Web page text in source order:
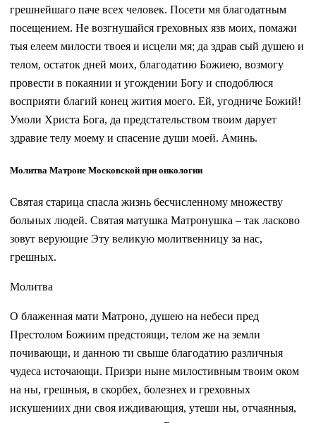
грешнейшаго паче всех человек. Посети мя благодатным
посещением. Не возгнушайся греховных язв моих, помажи
тыя елеем милости твоея и исцели мя; да здрав сый душею и
телом, остаток дней моих, благодатию Божиею, возмогу
провести в покаянии и угождении Богу и сподоблюся
восприяти благий конец жития моего. Ей, угодниче Божий!
Умоли Христа Бога, да предстательством твоим дарует
здравие телу моему и спасение души моей. Аминь.
Молитва Матроне Московской при онкологии
Святая старица спасла жизнь бесчисленному множеству
больных людей. Святая матушка Матронушка – так ласково
зовут верующие Эту великую молитвенницу за нас,
грешных.
Молитва
О блаженная мати Матроно, душею на небеси пред
Престолом Божиим предстоящи, телом же на земли
почивающи, и данною ти свыше благодатию различныя
чудеса источающи. Призри ныне милостивным твоим оком
на ны, грешныя, в скорбех, болезнех и греховных
искушениих дни своя иждивающия, утеши ны, отчаянныя,